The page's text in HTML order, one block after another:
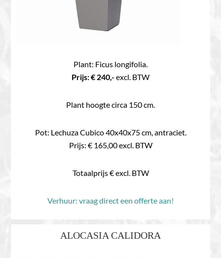
Plant: Ficus longifolia.
Prijs: € 240,- excl. BTW
Plant hoogte circa 150 cm.
Pot: Lechuza Cubico 40x40x75 cm, antraciet.
Prijs: € 165,00 excl. BTW
Totaalprijs € excl. BTW
Verhuur: vraag direct een offerte aan!
ALOCASIA CALIDORA